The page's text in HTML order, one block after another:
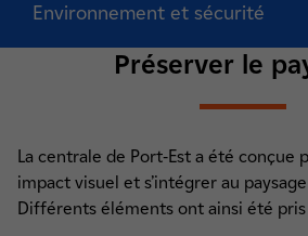
Environnement et sécurité
Préserver le
La centrale de Port-Est a été conçue
impact visuel et s’intégrer au
Différents éléments ont ainsi été